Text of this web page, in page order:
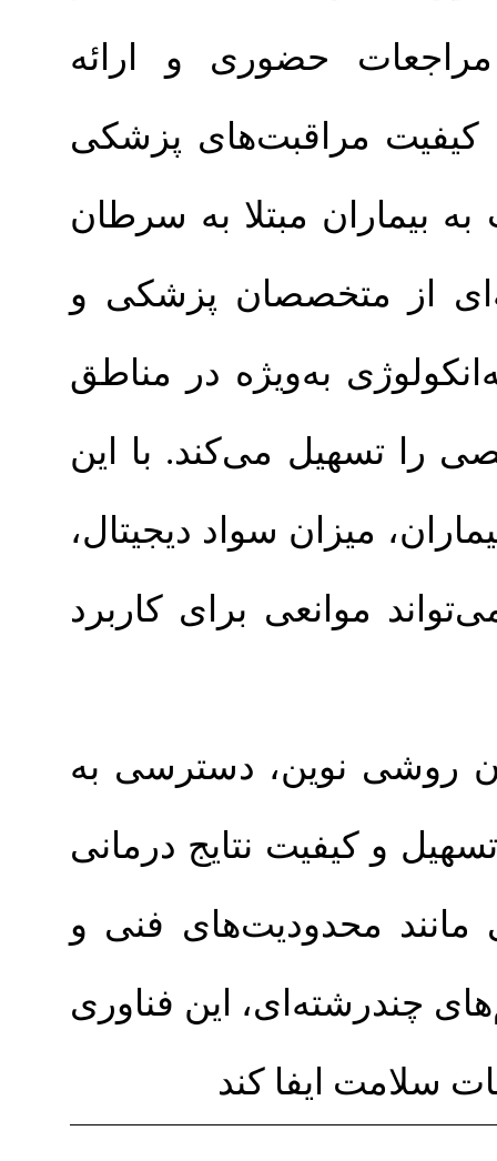
حضوری و ارائه
پزشکی
مبتلا به سرطان
پزشکی و
به‌ویژه در مناطق
می‌کند. با این
سواد دیجیتال،
برای کاربرد
نوین، دسترسی به
نتایج درمانی
فنی و
این فناوری
کند